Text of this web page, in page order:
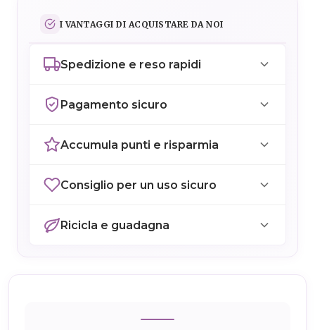
I VANTAGGI DI ACQUISTARE DA NOI
Spedizione e reso rapidi
Pagamento sicuro
Accumula punti e risparmia
Consiglio per un uso sicuro
Ricicla e guadagna